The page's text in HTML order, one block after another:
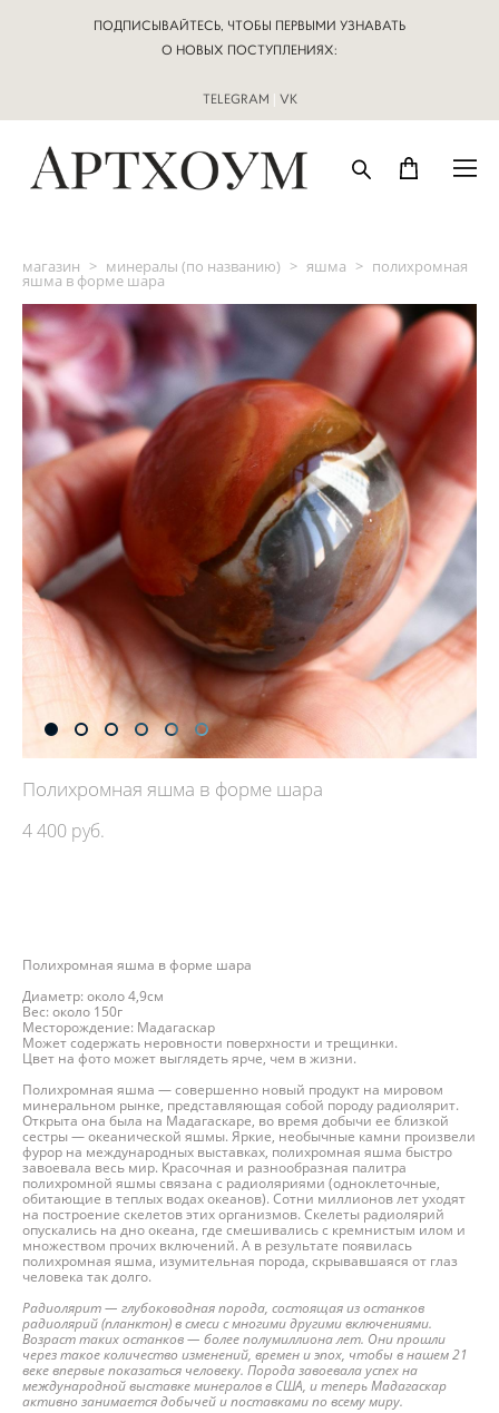
ПОДПИСЫВАЙТЕСЬ, ЧТОБЫ ПЕРВЫМИ УЗНАВАТЬ
О НОВЫХ ПОСТУПЛЕНИЯХ:
TELEGRAM | VK
магазин > минералы (по названию) > яшма > полихромная
яшма в форме шара
Полихромная яшма в форме шара
4 400 pуб.
Полихромная яшма в форме шара
Диаметр: около 4,9см
Вес: около 150г
Месторождение: Мадагаскар
Может содержать неровности поверхности и трещинки.
Цвет на фото может выглядеть ярче, чем в жизни.
Полихромная яшма — совершенно новый продукт на мировом
минеральном рынке, представляющая собой породу радиолярит.
Открыта она была на Мадагаскаре, во время добычи ее близкой
сестры — океанической яшмы. Яркие, необычные камни произвели
фурор на международных выставках, полихромная яшма быстро
завоевала весь мир. Красочная и разнообразная палитра
полихромной яшмы связана с радиоляриями (одноклеточные,
обитающие в теплых водах океанов). Сотни миллионов лет уходят
на построение скелетов этих организмов. Скелеты радиолярий
опускались на дно океана, где смешивались с кремнистым илом и
множеством прочих включений. А в результате появилась
полихромная яшма, изумительная порода, скрывавшаяся от глаз
человека так долго.
Радиолярит — глубоководная порода, состоящая из останков
радиолярий (планктон) в смеси с многими другими включениями.
Возраст таких останков — более полумиллиона лет. Они прошли
через такое количество изменений, времен и эпох, чтобы в нашем 21
веке впервые показаться человеку. Порода завоевала успех на
международной выставке минералов в США, и теперь Мадагаскар
активно занимается добычей и поставками по всему миру.